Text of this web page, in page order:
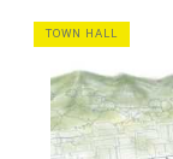
TOWN HALL